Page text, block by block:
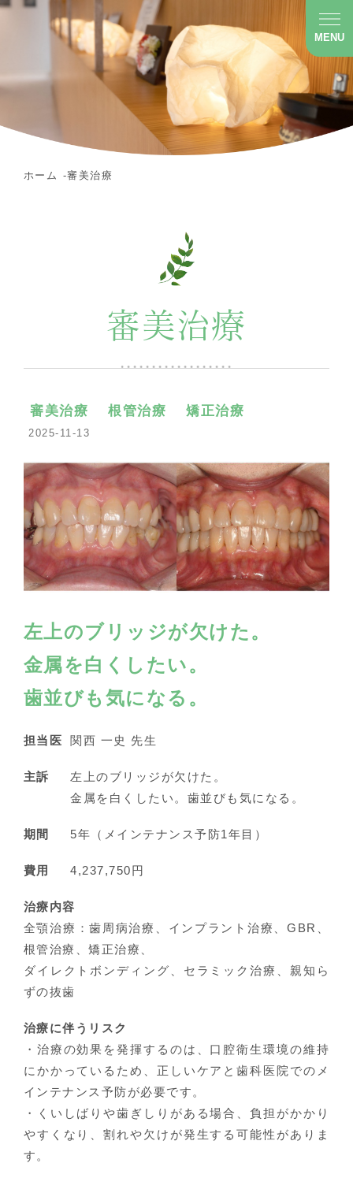
ホーム 審美治療
審美治療
審美治療 根管治療 矯正治療
2025-11-13
左上のブリッジが欠けた。
金属を白くしたい。
歯並びも気になる。
担当医 関西 一史 先生
主訴
左上のブリッジが欠けた。
金属を白くしたい。歯並びも気になる。
期間 5年（メインテナンス予防1年目）
費用 4,237,750円
治療内容
全顎治療：歯周病治療、インプラント治療、GBR、
根管治療、矯正治療、
ダイレクトボンディング、セラミック治療、親知ら
ずの抜歯
治療に伴うリスク
・治療の効果を発揮するのは、口腔衛生環境の維持
にかかっているため、正しいケアと歯科医院でのメ
インテナンス予防が必要です。
・くいしばりや歯ぎしりがある場合、負担がかかり
やすくなり、割れや欠けが発生する可能性がありま
す。
MENU